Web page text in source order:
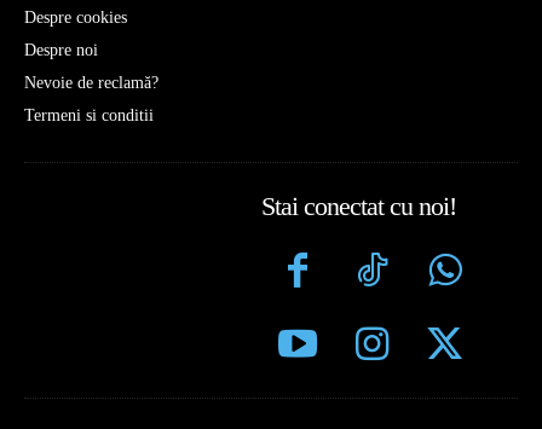
Despre cookies
Despre noi
Nevoie de reclamă?
Termeni si conditii
Stai conectat cu noi!